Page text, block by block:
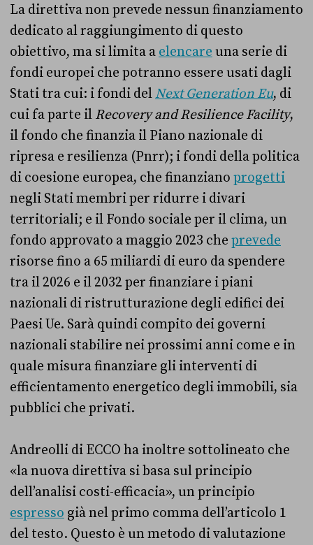
La direttiva non prevede nessun finanziamento
dedicato al raggiungimento di questo
obiettivo, ma si limita a elencare una serie di
fondi europei che potranno essere usati dagli
Stati tra cui: i fondi del Next Generation Eu, di
cui fa parte il Recovery and Resilience Facility,
il fondo che finanzia il Piano nazionale di
ripresa e resilienza (Pnrr); i fondi della politica
di coesione europea, che finanziano progetti
negli Stati membri per ridurre i divari
territoriali; e il Fondo sociale per il clima, un
fondo approvato a maggio 2023 che prevede
risorse fino a 65 miliardi di euro da spendere
tra il 2026 e il 2032 per finanziare i piani
nazionali di ristrutturazione degli edifici dei
Paesi Ue. Sarà quindi compito dei governi
nazionali stabilire nei prossimi anni come e in
quale misura finanziare gli interventi di
efficientamento energetico degli immobili, sia
pubblici che privati.
Andreolli di ECCO ha inoltre sottolineato che
«la nuova direttiva si basa sul principio
dell’analisi costi-efficacia», un principio
espresso già nel primo comma dell’articolo 1
del testo. Questo è un metodo di valutazione